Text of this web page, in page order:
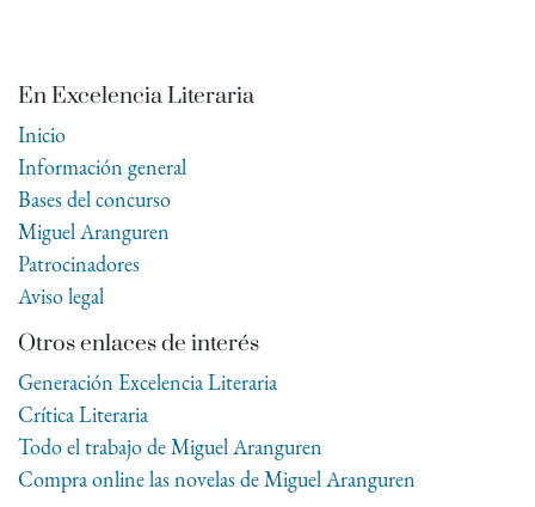
En Excelencia Literaria
Inicio
Información general
Bases del concurso
Miguel Aranguren
Patrocinadores
Aviso legal
Otros enlaces de interés
Generación Excelencia Literaria
Crítica Literaria
Todo el trabajo de Miguel Aranguren
Compra online las novelas de Miguel Aranguren